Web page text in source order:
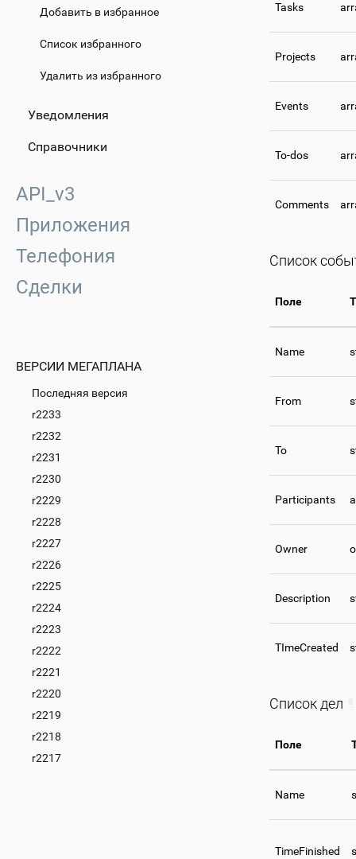
Добавить в избранное
Список избранного
Удалить из избранного
Уведомления
Справочники
API_v3
Приложения
Телефония
Сделки
ВЕРСИИ МЕГАПЛАНА
Последняя версия
r2233
r2232
r2231
r2230
r2229
r2228
r2227
r2226
r2225
r2224
r2223
r2222
r2221
r2220
r2219
r2218
r2217
Tasks
Projects
Events
To-dos
Comments
Список
Поле
Name
From
To
Participants
Owner
Description
TImeCreated
Список дел
Поле
Name
TimeFinished